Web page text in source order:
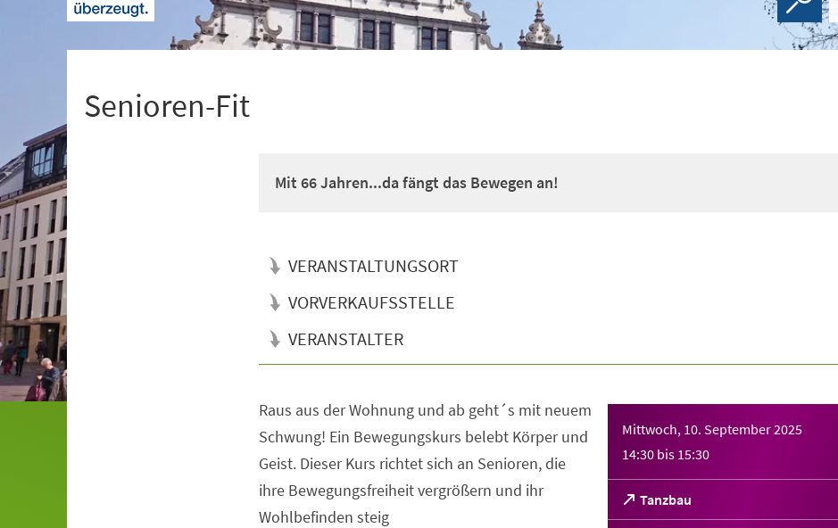
Senioren-Fit
Mit 66 Jahren...da fängt das Bewegen an!
VERANSTALTUNGSORT
VORVERKAUFSSTELLE
VERANSTALTER
Mittwoch, 10. September 2025
14:30 bis 15:30
Tanzbau
(Öffnet
in
Raus aus der Wohnung und ab geht´s mit neuem
Schwung! Ein Bewegungskurs belebt Körper und
Geist. Dieser Kurs richtet sich an Senioren, die
ihre Bewegungsfreiheit vergrößern und ihr
Wohlbefinden steig